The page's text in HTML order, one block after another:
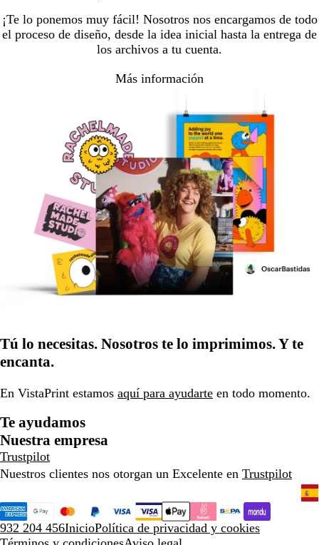
¡Te lo ponemos muy fácil! Nosotros nos encargamos de todo
el proceso de diseño, desde la idea inicial hasta la entrega de
los archivos a tu cuenta.
Más información
Tú lo necesitas. Nosotros te lo imprimimos. Y te
encanta.
En VistaPrint estamos aquí para ayudarte en todo momento.
Te ayudamos
Nuestra empresa
Trustpilot
Nuestros clientes nos otorgan un Excelente en Trustpilot
932 204 456InicioPolítica de privacidad y cookies